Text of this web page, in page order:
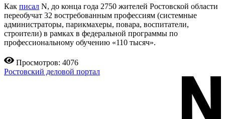
Как писал N, до конца года 2750 жителей Ростовской области
переобучат 32 востребованным профессиям (системные
администраторы, парикмахеры, повара, воспитатели,
строители) в рамках в федеральной программы по
профессиональному обучению «110 тысяч».
Просмотров: 4076
Ростовский деловой портал